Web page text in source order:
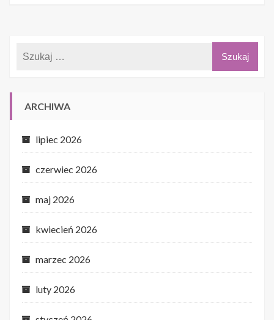
ARCHIWA
lipiec 2026
czerwiec 2026
maj 2026
kwiecień 2026
marzec 2026
luty 2026